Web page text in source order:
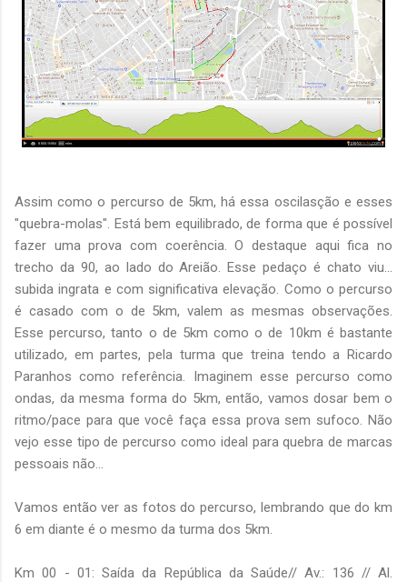
Assim como o percurso de 5km, há essa oscilasção e esses
"quebra-molas". Está bem equilibrado, de forma que é possível
fazer uma prova com coerência. O destaque aqui fica no
trecho da 90, ao lado do Areião. Esse pedaço é chato viu...
subida ingrata e com significativa elevação. Como o percurso
é casado com o de 5km, valem as mesmas observações.
Esse percurso, tanto o de 5km como o de 10km é bastante
utilizado, em partes, pela turma que treina tendo a Ricardo
Paranhos como referência. Imaginem esse percurso como
ondas, da mesma forma do 5km, então, vamos dosar bem o
ritmo/pace para que você faça essa prova sem sufoco. Não
vejo esse tipo de percurso como ideal para quebra de marcas
pessoais não...
Vamos então ver as fotos do percurso, lembrando que do km
6 em diante é o mesmo da turma dos 5km.
Km 00 - 01: Saída da República da Saúde// Av.: 136 // Al.